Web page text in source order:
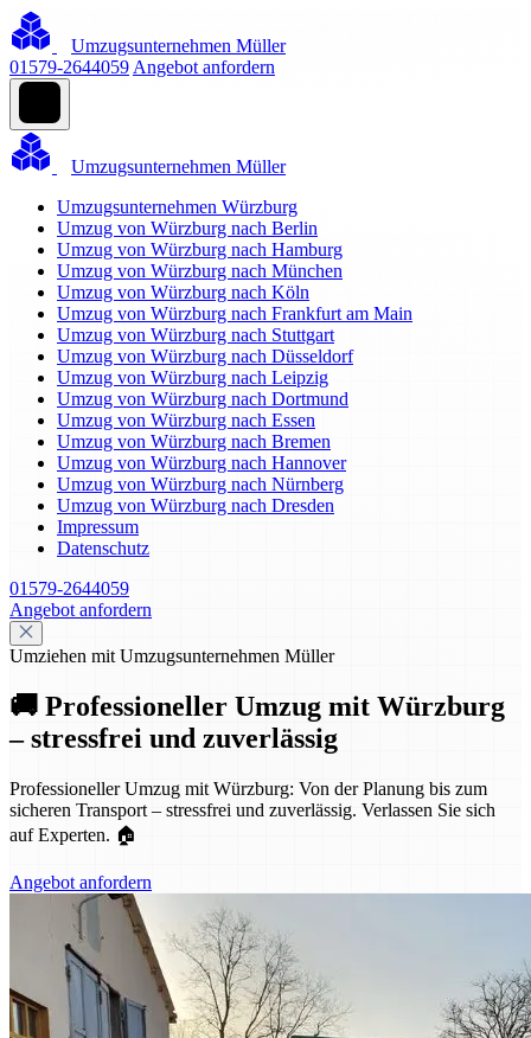
Umzugsunternehmen Müller
01579-2644059 Angebot anfordern
Umzugsunternehmen Müller
Umzugsunternehmen Würzburg
Umzug von Würzburg nach Berlin
Umzug von Würzburg nach Hamburg
Umzug von Würzburg nach München
Umzug von Würzburg nach Köln
Umzug von Würzburg nach Frankfurt am Main
Umzug von Würzburg nach Stuttgart
Umzug von Würzburg nach Düsseldorf
Umzug von Würzburg nach Leipzig
Umzug von Würzburg nach Dortmund
Umzug von Würzburg nach Essen
Umzug von Würzburg nach Bremen
Umzug von Würzburg nach Hannover
Umzug von Würzburg nach Nürnberg
Umzug von Würzburg nach Dresden
Impressum
Datenschutz
01579-2644059
Angebot anfordern
Umziehen mit Umzugsunternehmen Müller
🚚 Professioneller Umzug mit Würzburg
– stressfrei und zuverlässig
Professioneller Umzug mit Würzburg: Von der Planung bis zum
sicheren Transport – stressfrei und zuverlässig. Verlassen Sie sich
auf Experten. 🏠
Angebot anfordern